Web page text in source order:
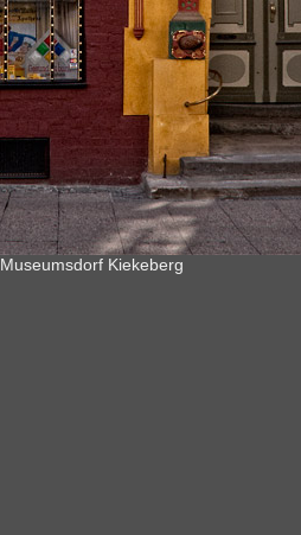
Museumsdorf Kiekeberg